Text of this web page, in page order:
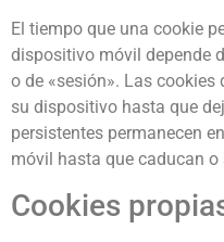
El tiempo que una cookie
dispositivo móvil depende
o de «sesión». Las cookies
su dispositivo hasta que
persistentes permanecen
móvil hasta que caducan o
Cookies